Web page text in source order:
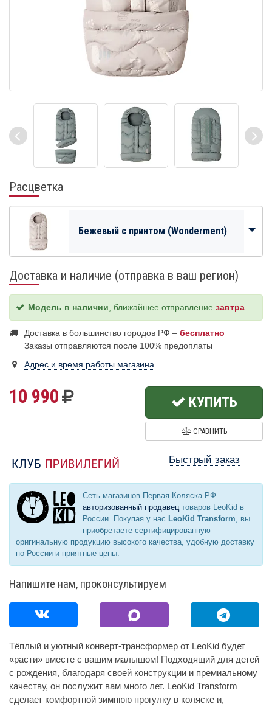
Расцветка
Бежевый с принтом (Wonderment)
Доставка и наличие (отправка в ваш регион)
Модель в наличии , ближайшее отправление завтра
Доставка в большинство городов РФ – бесплатно
Заказы отправляются после 100% предоплаты
Адрес и время работы магазина
10 990 КУПИТЬ
СРАВНИТЬ
Быстрый заказ
Сеть магазинов Первая-Коляска.РФ –
авторизованный продавецтоваров LeoKid в
России. Покупая у нас LeoKid Transform, вы
приобретаете сертифицированную
оригинальную продукцию высокого качества, удобную доставку
по России и приятные цены.
Напишите нам, проконсультируем
Тёплый и уютный конверт-трансформер от LeoKid будет
«расти» вместе с вашим малышом! Подходящий для детей
с рождения, благодаря своей конструкции и премиальному
качеству, он послужит вам много лет. LeoKid Transform
сделает комфортной зимнюю прогулку в коляске и,